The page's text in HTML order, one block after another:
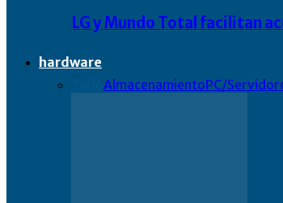
LG y Mundo Total facilitan
hardware
AlmacenamientoPC/